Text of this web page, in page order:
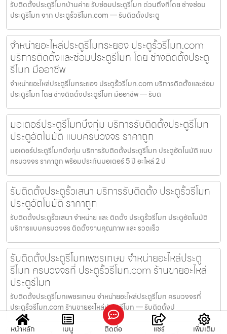
รับติดตั้งประตูรีโมทบ้านค่าย รับซ่อมประตูรีโมท ด่วนถึงที่โดย ช่างซ่อม
ประตูรีโมท จาก ประตูรั้วรีโมท.com — รับติดตั้งประตู
จำหน่ายอะไหล่ประตูรีโมทระยอง ประตูรั้วรีโมท.com
บริการติดตั้งและซ่อมประตูรีโมท โดย ช่างติดตั้งประตู
รีโมท มืออาชีพ
จำหน่ายอะไหล่ประตูรีโมทระยอง ประตูรั้วรีโมท.com บริการติดตั้งและซ่อม
ประตูรีโมท โดย ช่างติดตั้งประตูรีโมท มืออาชีพ — รับต
มอเตอร์ประตูรีโมทบึงกุ่ม บริการรับติดตั้งประตูรีโมท
ประตูอัตโนมัติ แบบครบวงจร ราคาถูก
มอเตอร์ประตูรีโมทบึงกุ่ม บริการรับติดตั้งประตูรีโมท ประตูอัตโนมัติ แบบ
ครบวงจร ราคาถูก พร้อมประกันมอเตอร์ 5 ปี อะไหล่ 2 ป
รับติดตั้งประตูรั้วเสนา บริการรับติดตั้ง ประตูรั้วรีโมท
ประตูอัตโนมัติ ราคาถูก
รับติดตั้งประตูรั้วเสนา จำหน่าย และ ติดตั้ง ประตูรั้วรีโมท ประตูอัตโนมัติ
บริการแบบครบวงจร ติดตั้งงานคุณภาพ และ รวดเร็ว
รับติดตั้งประตูรีโมทเพชรเกษม จำหน่ายอะไหล่ประตู
รีโมท ครบวงจรที่ ประตูรั้วรีโมท.com ร้านขายอะไหล่
ประตูรีโมท
รับติดตั้งประตูรีโมทเพชรเกษม จำหน่ายอะไหล่ประตูรีโมท ครบวงจรที่
ประตูรั้วรีโมท.com ร้านขายอะไหล่ประตูรีโมท — รับติดตั้งป
หน้าหลัก เมนู ติดต่อ แชร์ เพิ่มเติม